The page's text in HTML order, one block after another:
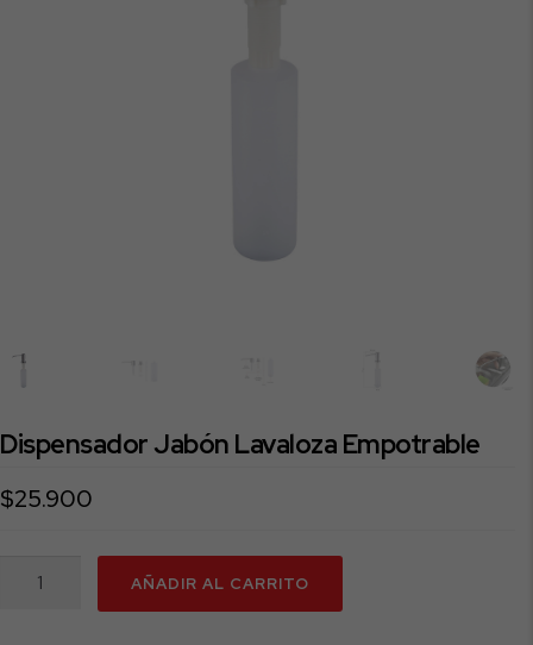
Dispensador Jabón Lavaloza Empotrable
$25.900
Dispensador
AÑADIR AL CARRITO